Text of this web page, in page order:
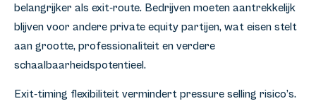
belangrijker als exit-route. Bedrijven moeten aantrekkelijk
blijven voor andere private equity partijen, wat eisen stelt
aan grootte, professionaliteit en verdere
schaalbaarheidspotentieel.
Exit-timing flexibiliteit vermindert pressure selling risico’s.